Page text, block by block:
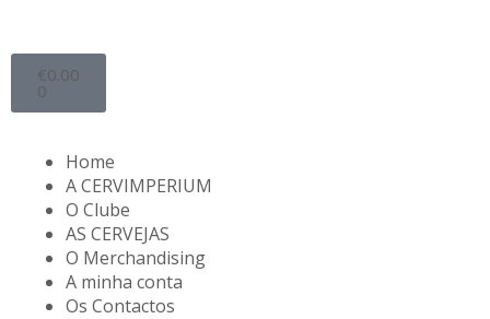
€0.00
0
Home
A CERVIMPERIUM
O Clube
AS CERVEJAS
O Merchandising
A minha conta
Os Contactos